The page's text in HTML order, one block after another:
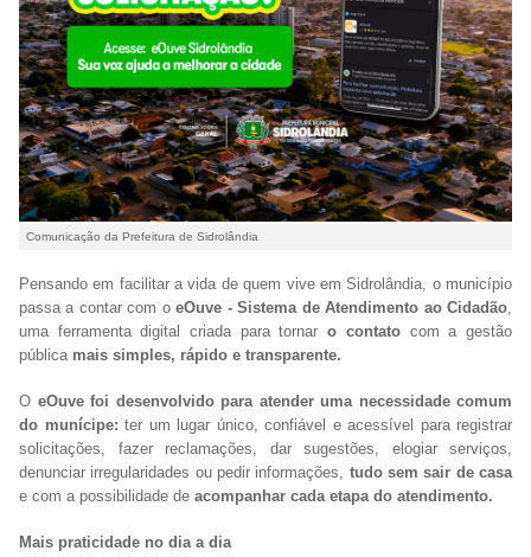
Comunicação da Prefeitura de Sidrolândia
Pensando em facilitar a vida de quem vive em Sidrolândia, o município
passa a contar com oeOuve - Sistema de Atendimento ao Cidadão
uma ferramenta digital criada para tornar o contato com a gestão
pública mais simples, rápido e transparente.
O eOuve foi desenvolvido para atender uma necessidade comum
do munícipe: ter um lugar único, confiável e acessível para registrar
solicitações, fazer reclamações, dar sugestões, elogiar serviços,
denunciar irregularidades ou pedir informações, tudo sem sair de casa
e com a possibilidade de acompanhar cada etapa do atendimento.
Mais praticidade no dia a dia